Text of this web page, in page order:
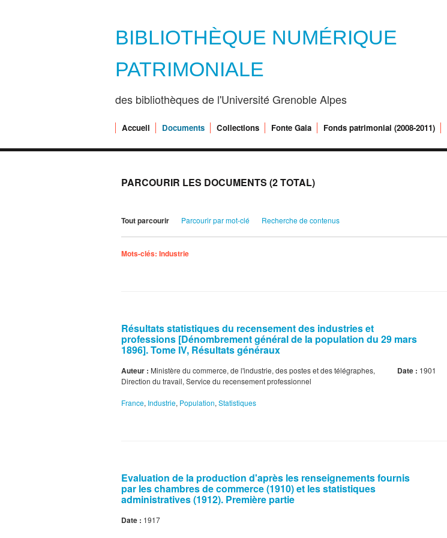
BIBLIOTHÈQUE NUMÉRIQUE
PATRIMONIALE
des bibliothèques de l'Université Grenoble Alpes
Accueil Documents Collections Fonte Gaia Fonds patrimonial (2008-2011)
PARCOURIR LES DOCUMENTS (2 TOTAL)
Tout parcourir Parcourir par mot-clé Recherche de contenus
Mots-clés: Industrie
Résultats statistiques du recensement des industries et
professions [Dénombrement général de la population du 29 mars
1896]. Tome IV, Résultats généraux
Auteur : Ministère du commerce, de l'industrie, des postes et des télégraphes,
Direction du travail, Service du recensement professionnel
Date : 1901
France, Industrie, Population, Statistiques
Evaluation de la production d'après les renseignements fournis
par les chambres de commerce (1910) et les statistiques
administratives (1912). Première partie
Date : 1917